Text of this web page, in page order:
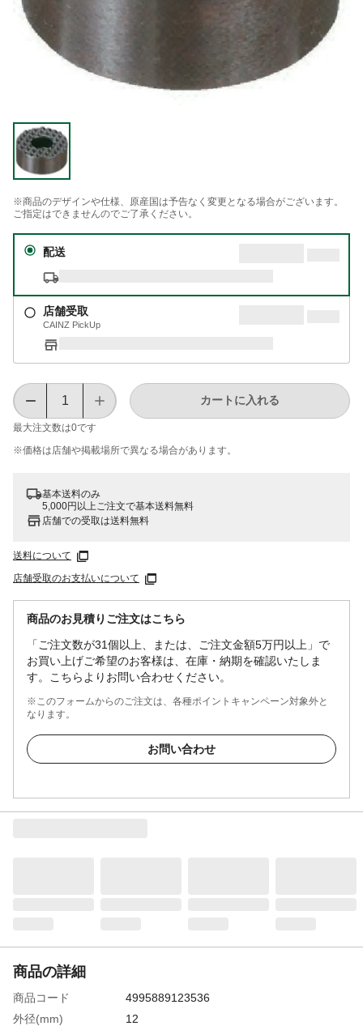
※商品のデザインや仕様、原産国は予告なく変更となる場合がございます。
ご指定はできませんのでご了承ください。
配送
店舗受取
CAINZ PickUp
最大注文数は0です
カートに入れる
※価格は​店舗や​掲載場所で​異なる​場合が​あります。
基本送料のみ
5,000円以上ご注文で基本送料無料
店舗での受取は送料無料
送料について
店舗受取のお支払いについて
商品のお見積りご注文はこちら
「ご注文数が31個以上、または、ご注文金額5万円以上」で
お買い上げご希望のお客様は、在庫・納期を確認いたしま
す。こちらよりお問い合わせください。
※このフォームからのご注文は、各種ポイントキャンペーン対象外と
なります。
お問い合わせ
商品の詳細
商品コード
4995889123536
外径(mm)
12